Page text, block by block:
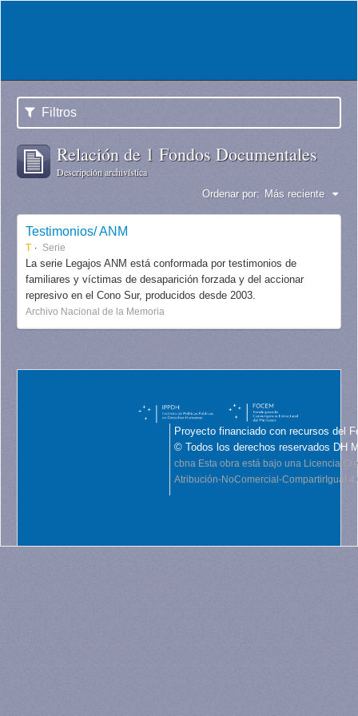
Filtros
Relación de 1 Fondos Documentales
Descripción archivística
Ordenar por: Más reciente
Testimonios/ ANM
T Serie
La serie Legajos ANM está conformada por testimonios de
familiares y víctimas de desaparición forzada y del accionar
represivo en el Cono Sur, producidos desde 2003.
Archivo Nacional de la Memoria
Proyecto financiado con recursos del
© Todos los derechos reservados DH
cbna Esta obra está bajo una Licencia
Atribución-NoComercial-CompartirIgual